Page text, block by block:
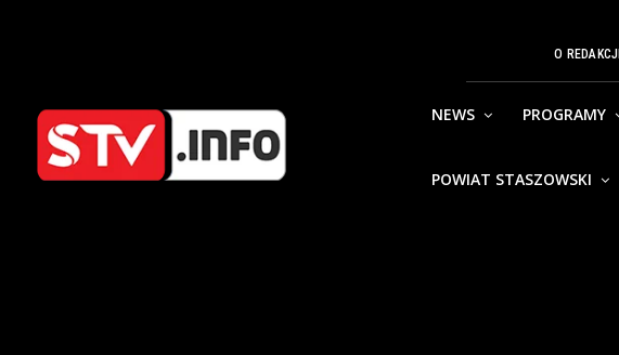
O REDAKCJI
NEWS PROGRAMY
POWIAT STASZOWSKI